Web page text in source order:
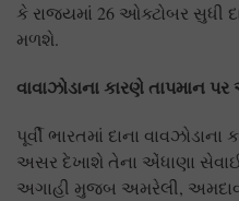
કે રાજ્યમાં 26 ઓક્ટોબર સુધી
મળશે.
વાવાઝોડાના કારણે તાપમાન
પૂર્વી ભારતમાં દાના
અસર દેખાશે તેના એંધાણા સેવાઈ
અગાહી મુજબ અમરેલી,